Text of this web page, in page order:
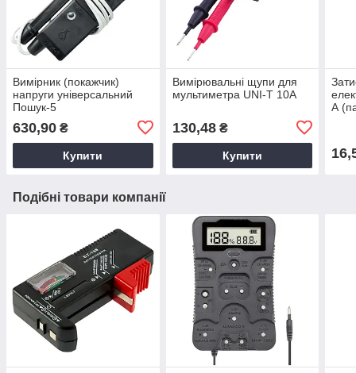
Вимірник (покажчик)
напруги універсальний
Пошук-5
звукової індикації
630,90 ₴
Купити
Вимірювальні щупи для
мультиметра UNI-T 10А
130,48₴
Купити
А
Подібні товари компанії